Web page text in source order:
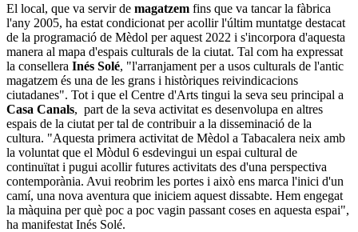
El local, que va servir de magatzem fins que va tancar la fàbrica
l'any 2005, ha estat condicionat per acollir l'últim muntatge destacat
de la programació de Mèdol per aquest 2022 i s'incorpora d'aquesta
manera al mapa d'espais culturals de la ciutat. Tal com ha expressat
la consellera Inés Solé, "l'arranjament per a usos culturals de l'antic
magatzem és una de les grans i històriques reivindicacions
ciutadanes". Tot i que el Centre d'Arts tingui la seva seu principal a
Casa Canals, part de la seva activitat es desenvolupa en altres
espais de la ciutat per tal de contribuir a la disseminació de la
cultura. "Aquesta primera activitat de Mèdol a Tabacalera neix amb
la voluntat que el Mòdul 6 esdevingui un espai cultural de
continuïtat i pugui acollir futures activitats des d'una perspectiva
contemporània. Avui reobrim les portes i això ens marca l'inici d'un
camí, una nova aventura que iniciem aquest dissabte. Hem engegat
la màquina per què poc a poc vagin passant coses en aquesta espai",
ha manifestat Inés Solé.